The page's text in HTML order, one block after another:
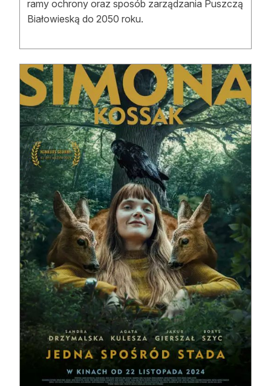
ramy ochrony oraz sposób zarządzania Puszczą
Białowieską do 2050 roku.